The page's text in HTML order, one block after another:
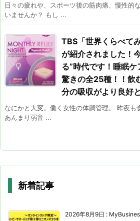
日々の疲れや、スポーツ後の筋肉痛、慢性的
いませんか？ もし ...
TBS「世界くらべて
が紹介されました！
る”時代です！睡眠
驚きの全25種！！飲
分の吸収がより良好
なにかと大変。働く女性の体調管理。 昨夜も
あんまり弱音 ...
新着記事
2026年8月9日 :